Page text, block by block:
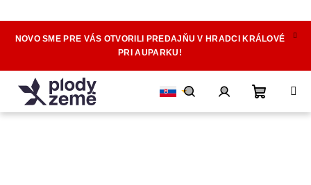
NOVO SME PRE VÁS OTVORILI PREDAJŇU V HRADCI KRÁLOVÉ
PRI AUPARKU!
HľadaťPrihlásenie